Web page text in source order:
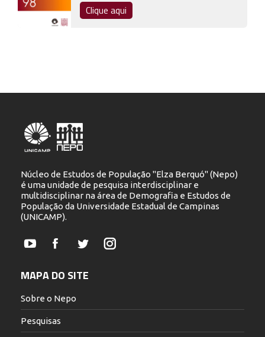
Clique aqui
Núcleo de Estudos de População "Elza Berquó" (Nepo)
é uma unidade de pesquisa interdisciplinar e
multidisciplinar na área de Demografia e Estudos de
População da Universidade Estadual de Campinas
(UNICAMP).
YouTubeFacebookTwitterInstagram
MAPA DO SITE
Sobre o Nepo
Pesquisas